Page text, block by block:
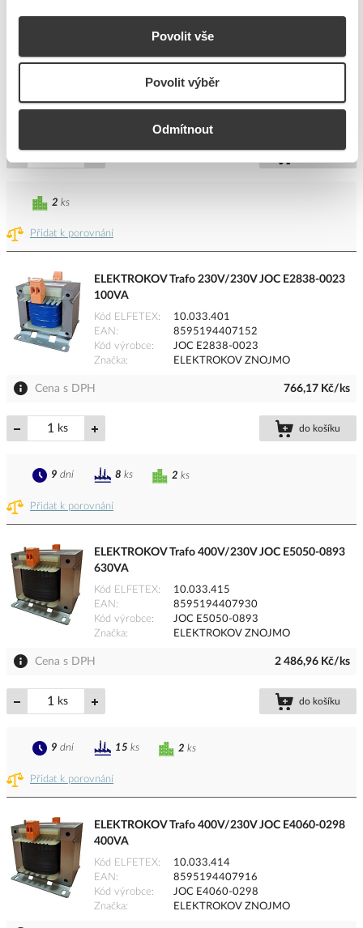
Povolit vše
Povolit výběr
Odmítnout
ELZAT Trafo JT 0,04kVA 230/24V 40VA
Kód ELFETEX
11.529.450
ELZAT
Přidat k porovnání
2 ks
ELEKTROKOV Trafo 230V/230V JOC E2838-0023
100VA
Kód ELFETEX
10.033.401
EAN
8595194407152
Kód výrobce
JOC E2838-0023
Značka
ELEKTROKOV ZNOJMO
Cena s DPH 766,17 Kč/ks
ks do košíku
Přidat k porovnání
2 ks
9 dní 8 ks
ELEKTROKOV Trafo 400V/230V JOC E5050-0893
630VA
Kód ELFETEX
10.033.415
EAN
8595194407930
Kód výrobce
JOC E5050-0893
Značka
ELEKTROKOV ZNOJMO
Cena s DPH 2 486,96 Kč/ks
ks do košíku
Přidat k porovnání
2 ks
9 dní 15 ks
ELEKTROKOV Trafo 400V/230V JOC E4060-0298
400VA
Kód ELFETEX
10.033.414
EAN
8595194407916
Kód výrobce
JOC E4060-0298
Značka
ELEKTROKOV ZNOJMO